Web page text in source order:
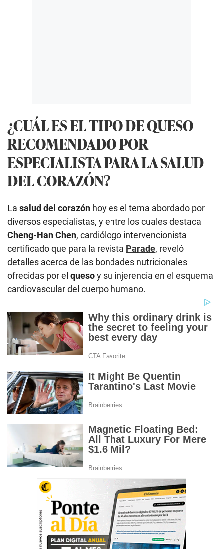
¿CUÁL ES EL TIPO DE QUESO
RECOMENDADO POR
ESPECIALISTA PARA LA SALUD
DEL CORAZÓN?
La salud del corazón hoy es el tema abordado por
diversos especialistas, y entre los cuales destaca
Cheng-Han Chen, cardiólogo intervencionista
certificado que para la revista Parade, reveló
detalles acerca de las bondades nutricionales
ofrecidas por el quesoy su injerencia en el esquema
cardiovascular del cuerpo humano.